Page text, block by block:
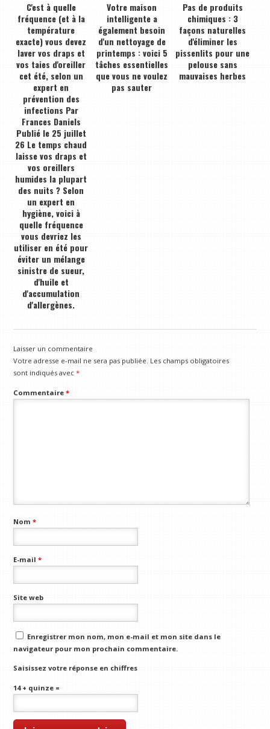
C'est à quelle
fréquence (et à la
température
exacte) vous devez
laver vos draps et
vos taies d'oreiller
cet été, selon un
expert en
prévention des
infections Par
Frances Daniels
Publié le 25 juillet
26 Le temps chaud
laisse vos draps et
vos oreillers
humides la plupart
des nuits ? Selon
un expert en
hygiène, voici à
quelle fréquence
vous devriez les
utiliser en été pour
éviter un mélange
sinistre de sueur,
d'huile et
d'accumulation
d'allergènes.
Votre maison
intelligente a
également besoin
d'un nettoyage de
printemps : voici 5
tâches essentielles
que vous ne voulez
pas sauter
Pas de produits
chimiques : 3
façons naturelles
d'éliminer les
pissenlits pour une
pelouse sans
mauvaises herbes
Laisser un commentaire
Votre adresse e-mail ne sera pas publiée. Les champs obligatoires
sont indiqués avec*
Commentaire*
Nom*
E-mail*
Site web
Enregistrer mon nom, mon e-mail et mon site dans le
navigateur pour mon prochain commentaire.
Saisissez votre réponse en chiffres
14 + quinze =